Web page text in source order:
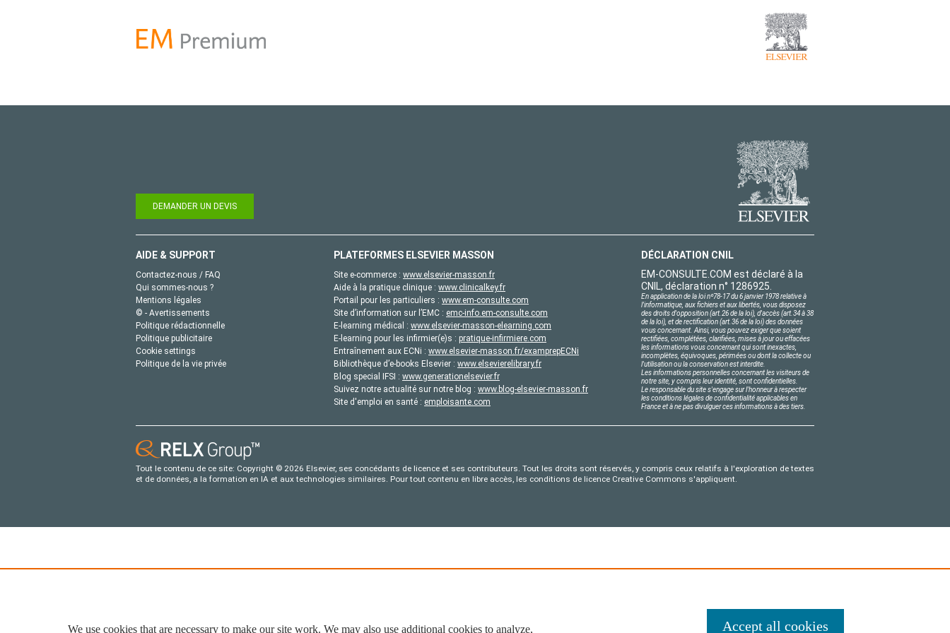
DEMANDER UN DEVIS
AIDE & SUPPORT
Contactez-nous / FAQ
Qui sommes-nous ?
Mentions légales
© - Avertissements
Politique rédactionnelle
Politique publicitaire
Cookie settings
Politique de la vie privée
PLATEFORMES ELSEVIER MASSON
Site e-commerce : www.elsevier-masson.fr
Aide à la pratique clinique : www.clinicalkey.fr
Portail pour les particuliers : www.em-consulte.com
Site d’information sur l’EMC : emc-info.em-consulte.com
E-learning médical : www.elsevier-masson-elearning.com
E-learning pour les infirmier(e)s : pratique-infirmiere.com
Entraînement aux ECNi : www.elsevier-masson.fr/examprepECNi
Bibliothèque d’e-books Elsevier : www.elsevierelibrary.fr
Blog special IFSI : www.generationelsevier.fr
Suivez notre actualité sur notre blog : www.blog-elsevier-masson.fr
Site d'emploi en santé : emploisante.com
DÉCLARATION CNIL
EM-CONSULTE.COM est déclaré à la
CNIL, déclaration n° 1286925.
En application de la loi nº78-17 du 6 janvier 1978 relative à
l'informatique, aux fichiers et aux libertés, vous disposez
des droits d'opposition (art.26 de la loi), d'accès (art.34 à 38
de la loi), et de rectification (art.36 de la loi) des données
vous concernant. Ainsi, vous pouvez exiger que soient
rectifiées, complétées, clarifiées, mises à jour ou effacées
les informations vous concernant qui sont inexactes,
incomplètes, équivoques, périmées ou dont la collecte ou
l'utilisation ou la conservation est interdite.
Les informations personnelles concernant les visiteurs de
notre site, y compris leur identité, sont confidentielles.
Le responsable du site s'engage sur l'honneur à respecter
les conditions légales de confidentialité applicables en
France et à ne pas divulguer ces informations à des tiers.
Tout le contenu de ce site: Copyright © 2026 Elsevier, ses concédants de licence et ses contributeurs. Tout les droits sont réservés, y compris ceux relatifs à l'exploration de textes
et de données, a la formation en IA et aux technologies similaires. Pour tout contenu en libre accès, les conditions de licence Creative Commons s'appliquent.
We use cookies that are necessary to make our site work. We may also use additional cookies to analyze, Accept all cookies